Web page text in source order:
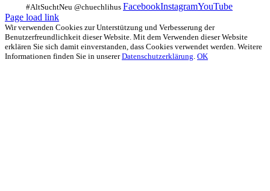
FacebookInstagramYouTube
Page load link
Wir verwenden Cookies zur Unterstützung und Verbesserung der
Benutzerfreundlichkeit dieser Website. Mit dem Verwenden dieser Website
erklären Sie sich damit einverstanden, dass Cookies verwendet werden. Weitere
Informationen finden Sie in unsererDatenschutzerklärung OK